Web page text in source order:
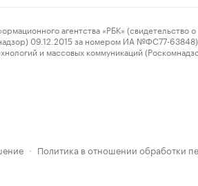
агентства «РБК» (свидетельство о
09.12.2015 за номером ИА №ФС77-63848)
и массовых коммуникаций
· Политика в отношении обработки